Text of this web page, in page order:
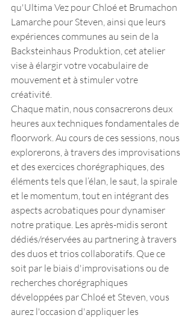
qu'Ultima Vez pour Chloé et Brumachon
Lamarche pour Steven, ainsi que leurs
expériences communes au sein de la
Backsteinhaus Produktion, cet atelier
vise à élargir votre vocabulaire de
mouvement et à stimuler votre
créativité.
Chaque matin, nous consacrerons deux
heures aux techniques fondamentales de
floorwork. Au cours de ces sessions, nous
explorerons, à travers des improvisations
et des exercices chorégraphiques, des
éléments tels que l’élan, le saut, la spirale
et le momentum, tout en intégrant des
aspects acrobatiques pour dynamiser
notre pratique. Les après-midis seront
dédiés/réservées au partnering à travers
des duos et trios collaboratifs. Que ce
soit par le biais d'improvisations ou de
recherches chorégraphiques
développées par Chloé et Steven, vous
aurez l'occasion d'appliquer les